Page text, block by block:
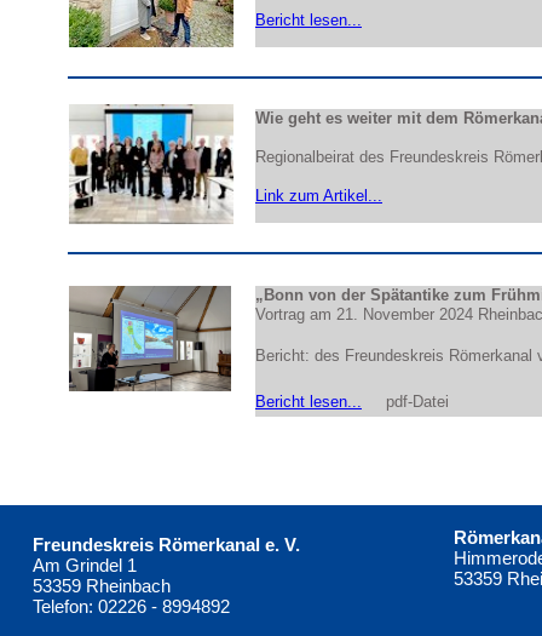
Freundeskreis Römerkanal e. V.
Am Grindel 1
53359 Rheinbach
Telefon: 02226 - 8994892
53359
Bericht lesen...
Wie geht es weiter mit dem
Regionalbeirat des Freundeskreis
Link zum Artikel...
„Bonn von der Spätantike zum
Vortrag am 21. November 2024
Bericht: des Freundeskreis Römerkanal
Bericht lesen... pdf-Datei